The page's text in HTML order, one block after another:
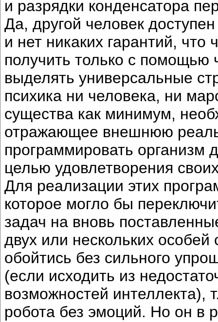
и разрядки конденсатора
Да, другой человек
и нет никаких гарантий,
получить только с помощью
выделять универсальные
психика ни человека, ни
существа как минимум,
отражающее внешнюю
программировать организм
целью удовлетворения
Для реализации этих
которое могло бы
задач на вновь
двух или нескольких
обойтись без сильного
(если исходить из
возможностей интеллекта),
робота без эмоций. Но он в